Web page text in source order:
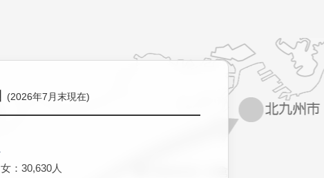
(2026年7月末現在)
女：30,630人